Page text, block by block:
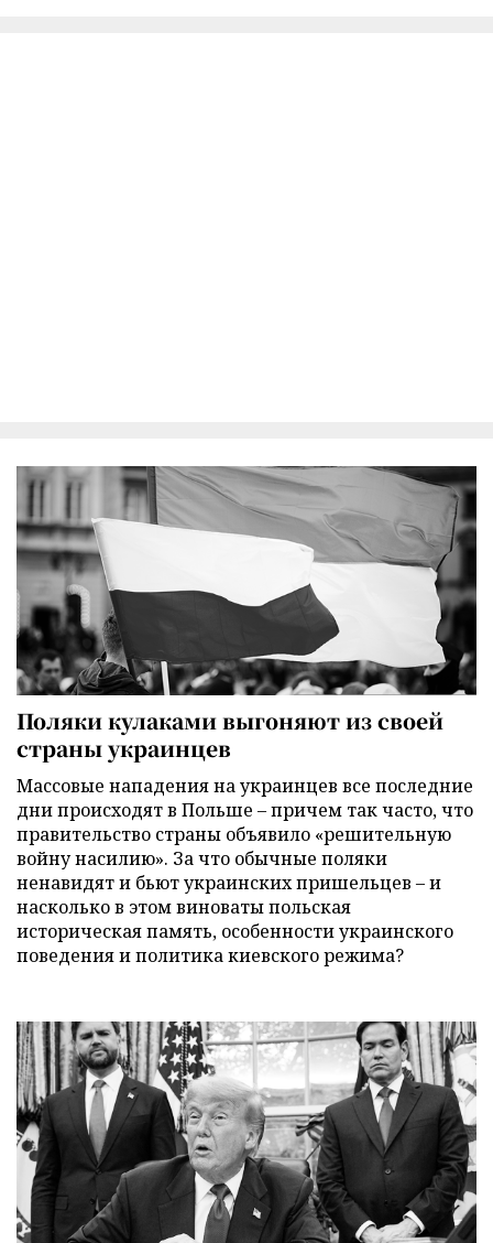
Поляки кулаками выгоняют из своей
страны украинцев
Массовые нападения на украинцев все последние
дни происходят в Польше – причем так часто, что
правительство страны объявило «решительную
войну насилию». За что обычные поляки
ненавидят и бьют украинских пришельцев – и
насколько в этом виноваты польская
историческая память, особенности украинского
поведения и политика киевского режима?